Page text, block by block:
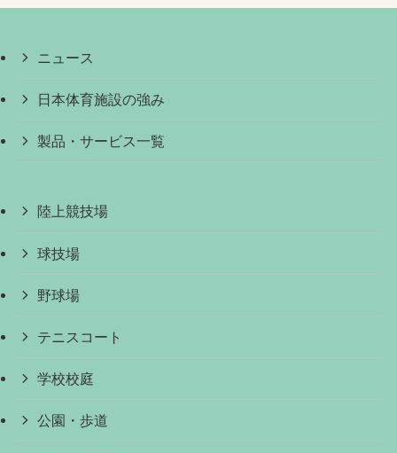
ニュース
日本体育施設の強み
製品・サービス一覧
陸上競技場
球技場
野球場
テニスコート
学校校庭
公園・歩道